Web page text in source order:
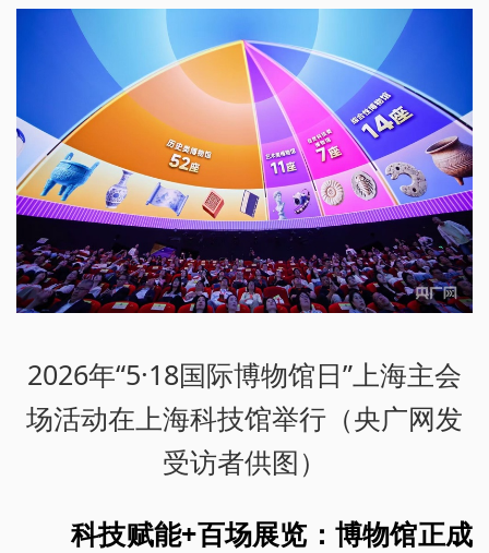
2026年“5·18国际博物馆日”上海主会
场活动在上海科技馆举行（央广网发
受访者供图）
科技赋能+百场展览：博物馆正成